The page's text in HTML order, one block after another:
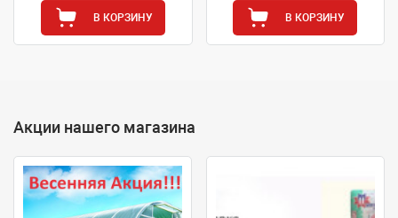
В КОРЗИНУ В КОРЗИНУ
Акции нашего магазина